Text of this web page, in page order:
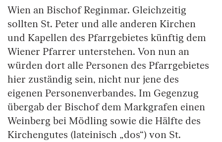
Wien an Bischof Reginmar. Gleichzeitig
sollten St. Peter und alle anderen Kirchen
und Kapellen des Pfarrgebietes künftig dem
Wiener Pfarrer unterstehen. Von nun an
würden dort alle Personen des Pfarrgebietes
hier zuständig sein, nicht nur jene des
eigenen Personenverbandes. Im Gegenzug
übergab der Bischof dem Markgrafen einen
Weinberg bei Mödling sowie die Hälfte des
Kirchengutes (lateinisch „dos“) von St.